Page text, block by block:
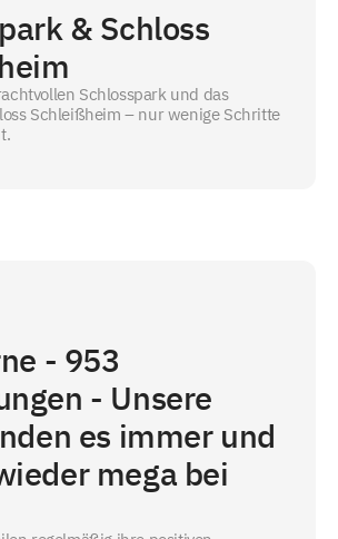
& Schloss
Schlosspark und das
Schleißheim – nur wenige Schritte
- 953
- Unsere
es immer und
mega bei